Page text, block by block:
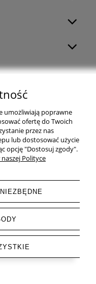
| Tel.:
381429127
umożliwiają poprawne
ofertę do Twoich
przez nas
lub dostosować użycie
opcję "Dostosuj zgody".
Polityce